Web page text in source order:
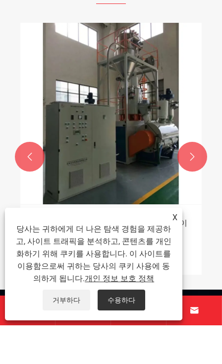
SRL-W 시리즈 수직 믹서 장치를 선택하는 이
유는 무엇입니까?
더보기 >>
 
 
X
당사는 귀하에게 더 나은 탐색 경험을 제공하
고, 사이트 트래픽을 분석하고, 콘텐츠를 개인
화하기 위해 쿠키를 사용합니다. 이 사이트를
이용함으로써 귀하는 당사의 쿠키 사용에 동
의하게 됩니다.개인 정보 보호 정책
거부하다 수용하다